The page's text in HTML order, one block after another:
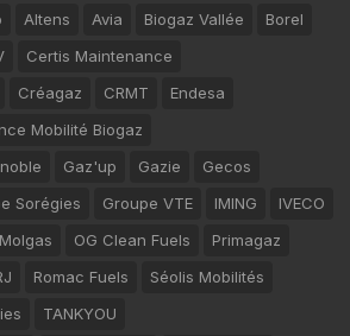
Altens Avia Biogaz Vallée
Borel
Certis Maintenance
Créagaz CRMT
Endesa
Mobilité Biogaz
Gaz'up Gazie
Gecos
Sorégies Groupe VTE IMING
IVECO
Molgas OG Clean Fuels
Primagaz
Romac Fuels
Séolis Mobilités
TANKYOU